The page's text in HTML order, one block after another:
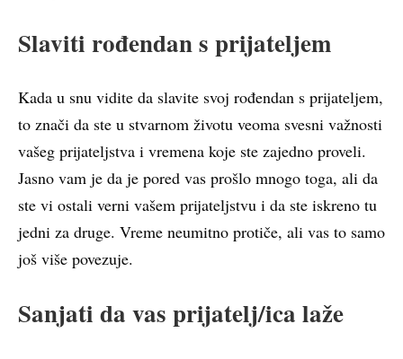
Slaviti rođendan s prijateljem
Kada u snu vidite da slavite svoj rođendan s prijateljem,
to znači da ste u stvarnom životu veoma svesni važnosti
vašeg prijateljstva i vremena koje ste zajedno proveli.
Jasno vam je da je pored vas prošlo mnogo toga, ali da
ste vi ostali verni vašem prijateljstvu i da ste iskreno tu
jedni za druge. Vreme neumitno protiče, ali vas to samo
još više povezuje.
Sanjati da vas prijatelj/ica laže